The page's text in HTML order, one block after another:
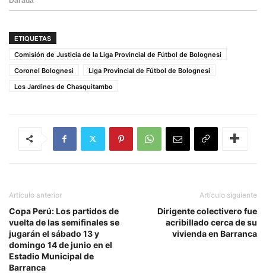
ETIQUETAS
Comisión de Justicia de la Liga Provincial de Fútbol de Bolognesi
Coronel Bolognesi
Liga Provincial de Fútbol de Bolognesi
Los Jardines de Chasquitambo
Artículo anterior
Copa Perú: Los partidos de
vuelta de las semifinales se
jugarán el sábado 13 y
domingo 14 de junio en el
Estadio Municipal de
Barranca
Artículo siguiente
Dirigente colectivero fue
acribillado cerca de su
vivienda en Barranca